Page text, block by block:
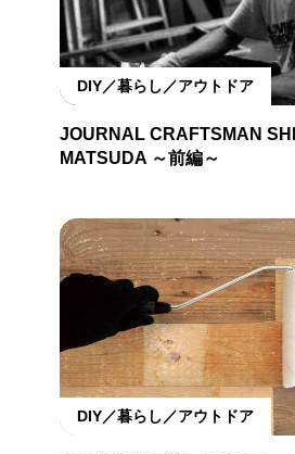
DIY／暮らし／アウトドア
JOURNAL CRAFTSMAN
MATSUDA ～前編～
DIY／暮らし／アウトドア